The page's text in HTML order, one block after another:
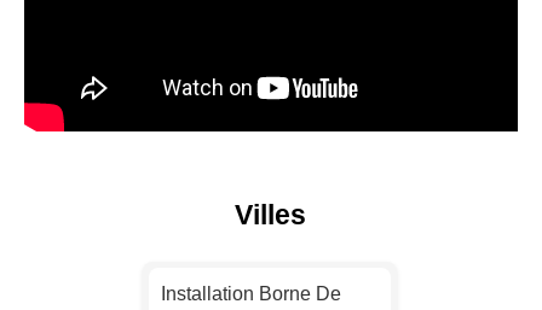
Villes
Installation Borne De